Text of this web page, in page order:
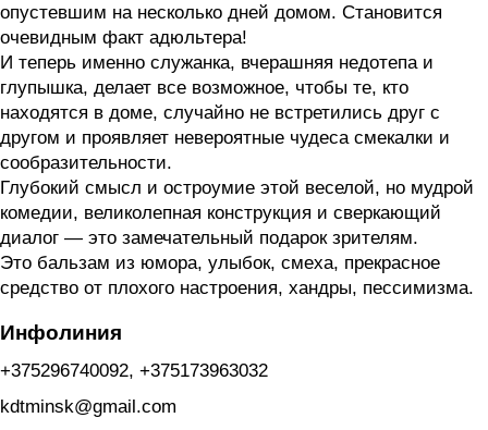
опустевшим на несколько дней домом. Становится
очевидным факт адюльтера!
И теперь именно служанка, вчерашняя недотепа и
глупышка, делает все возможное, чтобы те, кто
находятся в доме, случайно не встретились друг с
другом и проявляет невероятные чудеса смекалки и
сообразительности.
Глубокий смысл и остроумие этой веселой, но мудрой
комедии, великолепная конструкция и сверкающий
диалог — это замечательный подарок зрителям.
Это бальзам из юмора, улыбок, смеха, прекрасное
средство от плохого настроения, хандры, пессимизма.
Инфолиния
+375296740092, +375173963032
kdtminsk@gmail.com